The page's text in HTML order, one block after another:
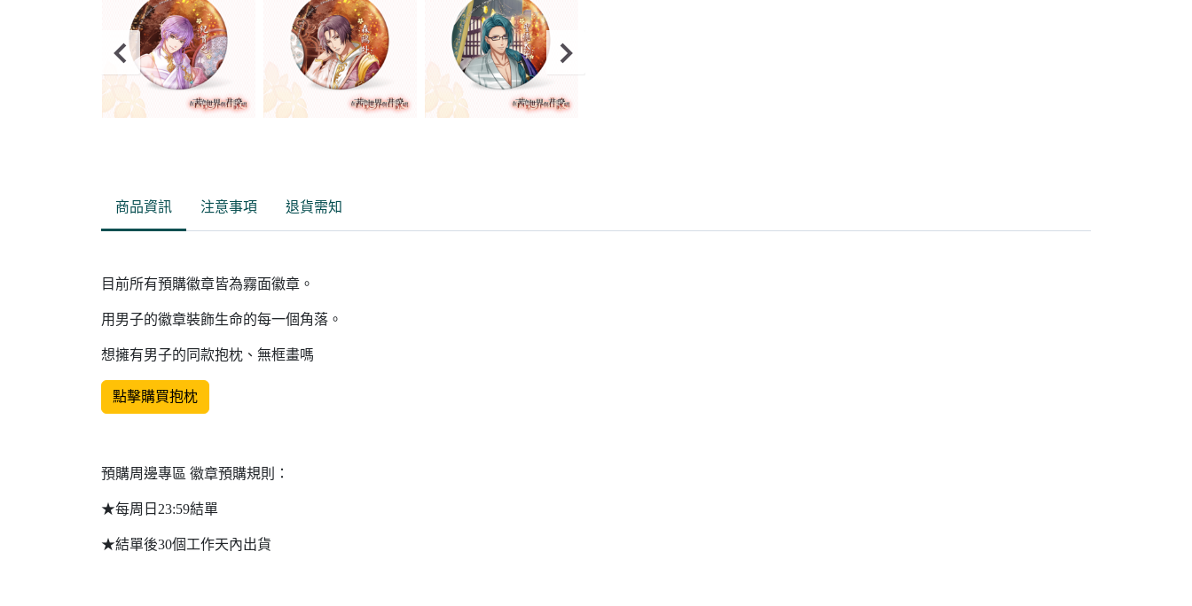
商品資訊 注意事項 退貨需知
目前所有預購徽章皆為霧面徽章。
用男子的徽章裝飾生命的每一個角落。
想擁有男子的同款抱枕、無框畫嗎
點擊購買抱枕
預購周邊專區 徽章預購規則：
★每周日23:59結單
★結單後30個工作天內出貨